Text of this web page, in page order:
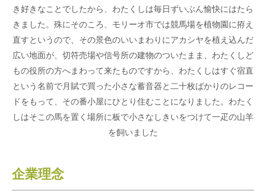
き好きなことでしたから、わたくしは毎日ずいぶん愉快にはたら
きました。殊にそのころ、モリーオ市では競馬場を植物園に拵え
直すというので、その景色のいいまわりにアカシヤを植え込んだ
広い地面が、切符売場や信号所の建物のついたまま、わたくしど
もの役所の方へまわって来たものですから、わたくしはすぐ宿直
という名前で月賦で買った小さな蓄音器と二十枚ばかりのレコー
ドをもって、その番小屋にひとり住むことになりました。わたく
しはそこの馬を置く場所に板で小さなしきいをつけて一疋の山羊
を飼いました
企業理念